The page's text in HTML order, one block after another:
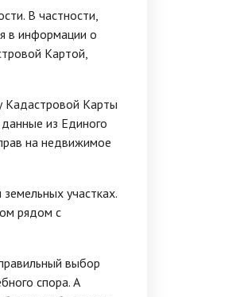
В частности,
в информации о
Картой,
Кадастровой Карты
из Единого
на недвижимое
участках.
рядом с
выбор
спора. А